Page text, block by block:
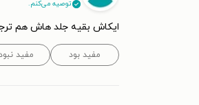
توصیه می‌کنم.
ایکاش بقیه جلد هاش هم
مفید بود مفید